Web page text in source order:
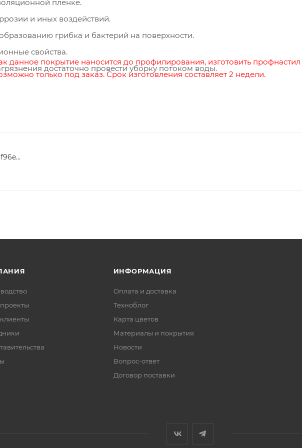
пленке.
и иных воздействий.
грибка и бактерий на поверхности.
свойства.
достаточно провести уборку потоком воды.
данное покрытие наносится до профилирования, изготовить профнастил
только под заказ. Срок изготовления составляет 2 недели.
6456ba5e4daa9a2279f1f96e92ea2c82
ИНФОРМАЦИЯ
Оплата и доставка
Техноблог
Карта цветов
Материалы и покрытия
Новости
Вопрос-ответ
Договор поставки